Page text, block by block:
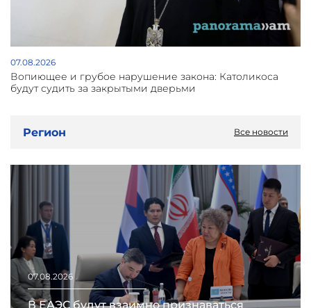
07.08.2026
Вопиющее и грубое нарушение закона: Католикоса
будут судить за закрытыми дверьми
Регион Все новости
07.08.2026
В ЕАЭС будут взаимно признаваться